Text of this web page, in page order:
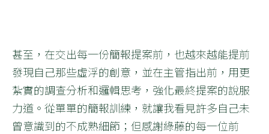
甚至，在交出每一份簡報提案前，也越來越能提前
發現自己那些虛浮的創意，並在主管指出前，用更
紮實的調查分析和邏輯思考，強化最終提案的說服
力道。從單單的簡報訓練，就讓我看見許多自己未
曾意識到的不成熟細節；但感謝綠藤的每一位前